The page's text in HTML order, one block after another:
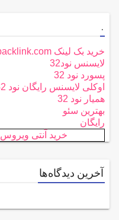
.
خرید بک لینک behtarinbacklink.com
لایسنس نود32
پسورد نود 32
اوکلی لایسنس رایگان نود 32
همیار نود 32
بهترین سئو
رایگان
خرید آنتی ویروس
آخرین دیدگاه‌ها